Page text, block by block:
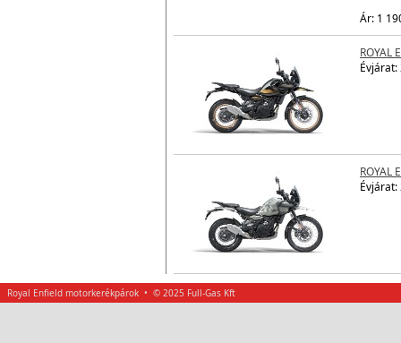
Ár: 1
ROYAL
Évjárat:
ROYAL
Évjárat:
Royal Enfield motorkerékpárok • © 2025 Full-Gas Kft